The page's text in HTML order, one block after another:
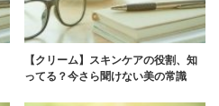
【クリーム】スキンケアの役割、知
ってる？今さら聞けない美の常識